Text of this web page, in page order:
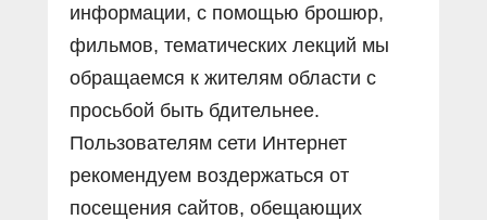
информации, с помощью брошюр,
фильмов, тематических лекций мы
обращаемся к жителям области с
просьбой быть бдительнее.
Пользователям сети Интернет
рекомендуем воздержаться от
посещения сайтов, обещающих